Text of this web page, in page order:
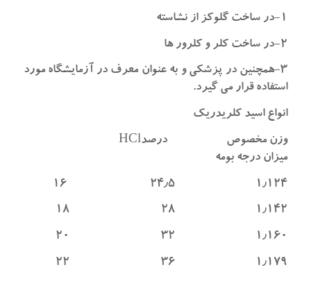
۱-در ساخت گلوکز از نشاسته
۲-در ساخت کلر و کلرور ها
۳-همچنین در پزشکی و به عنوان معرف در آزمایشگاه مورد
استفاده قرار می گیرد.
انواع اسید کلریدریک
میزان درجه بومه
۱٫۱۲۴ ۲۴٫۵ ۱۶
۱٫۱۴۲ ۲۸ ۱۸
۱٫۱۶۰ ۳۲ ۲۰
۱٫۱۷۹ ۳۶ ۲۲